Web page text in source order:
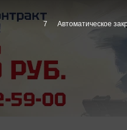
6 Автоматическое